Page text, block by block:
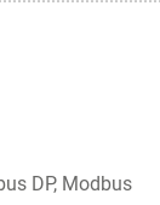
DP, Modbus